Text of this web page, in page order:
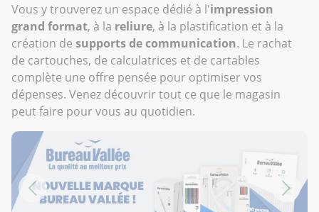
Vous y trouverez un espace dédié à l'impression
grand format, à la reliure, à la plastification et à la
création de supports de communication. Le rachat
de cartouches, de calculatrices et de cartables
complète une offre pensée pour optimiser vos
dépenses. Venez découvrir tout ce que le magasin
peut faire pour vous au quotidien.